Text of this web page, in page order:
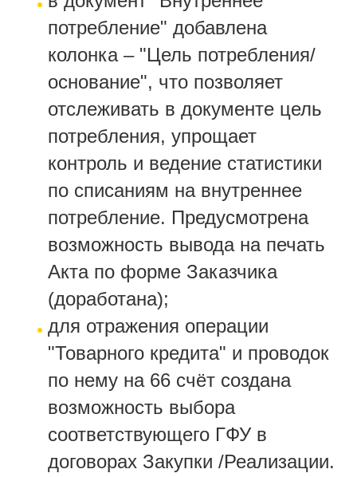
потребление" добавлена
колонка – "Цель потребления/
основание", что позволяет
отслеживать в документе цель
потребления, упрощает
контроль и ведение статистики
по списаниям на внутреннее
потребление. Предусмотрена
возможность вывода на печать
Акта по форме Заказчика
(доработана);
для отражения операции
"Товарного кредита" и проводок
по нему на 66 счёт создана
возможность выбора
соответствующего ГФУ в
договорах Закупки /Реализации.